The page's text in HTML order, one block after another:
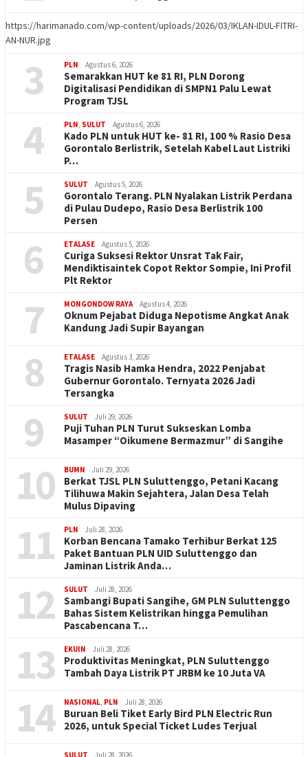
https://harimanado.com/wp-content/uploads/2026/03/IKLAN-IDUL-FITRI-
AN-NUR.jpg
3 PLN Agustus 6, 2026
Semarakkan HUT ke 81 RI, PLN Dorong
Digitalisasi Pendidikan di SMPN1 Palu Lewat
Program TJSL
4 PLN, SULUT Agustus 6, 2026
Kado PLN untuk HUT ke- 81 RI, 100 % Rasio Desa
Gorontalo Berlistrik, Setelah Kabel Laut Listriki
P…
5 SULUT Agustus 5, 2026
Gorontalo Terang. PLN Nyalakan Listrik Perdana
di Pulau Dudepo, Rasio Desa Berlistrik 100
Persen
6 ETALASE Agustus 5, 2026
Curiga Suksesi Rektor Unsrat Tak Fair,
Mendiktisaintek Copot Rektor Sompie, Ini Profil
Plt Rektor
7 MONGONDOW RAYA Agustus 4, 2026
Oknum Pejabat Diduga Nepotisme Angkat Anak
Kandung Jadi Supir Bayangan
8 ETALASE Agustus 3, 2026
Tragis Nasib Hamka Hendra, 2022 Penjabat
Gubernur Gorontalo. Ternyata 2026 Jadi
Tersangka
9 SULUT Juli 29, 2026
Puji Tuhan PLN Turut Sukseskan Lomba
Masamper “Oikumene Bermazmur” di Sangihe
10 BUMN Juli 29, 2026
Berkat TJSL PLN Suluttenggo, Petani Kacang
Tilihuwa Makin Sejahtera, Jalan Desa Telah
Mulus Dipaving
11 PLN Juli 28, 2026
Korban Bencana Tamako Terhibur Berkat 125
Paket Bantuan PLN UID Suluttenggo dan
Jaminan Listrik Anda…
12 SULUT Juli 28, 2026
Sambangi Bupati Sangihe, GM PLN Suluttenggo
Bahas Sistem Kelistrikan hingga Pemulihan
Pascabencana T…
13 EKUIN Juli 28, 2026
Produktivitas Meningkat, PLN Suluttenggo
Tambah Daya Listrik PT JRBM ke 10 Juta VA
14 NASIONAL, PLN Juli 28, 2026
Buruan Beli Tiket Early Bird PLN Electric Run
2026, untuk Special Ticket Ludes Terjual